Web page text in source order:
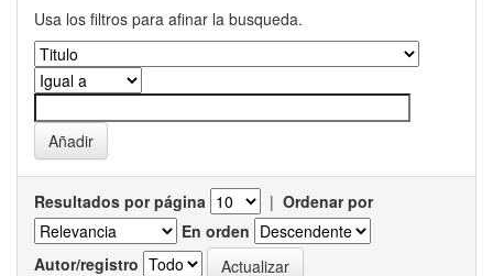
Usa los filtros para afinar la busqueda.
Resultados por página | Ordenar por
En orden
Autor/registro